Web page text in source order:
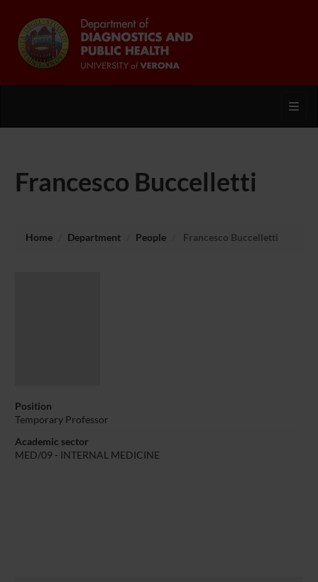
Francesco Buccelletti
Home Department People Francesco Buccelletti
Position
Temporary Professor
Academic sector
MED/09 - INTERNAL MEDICINE